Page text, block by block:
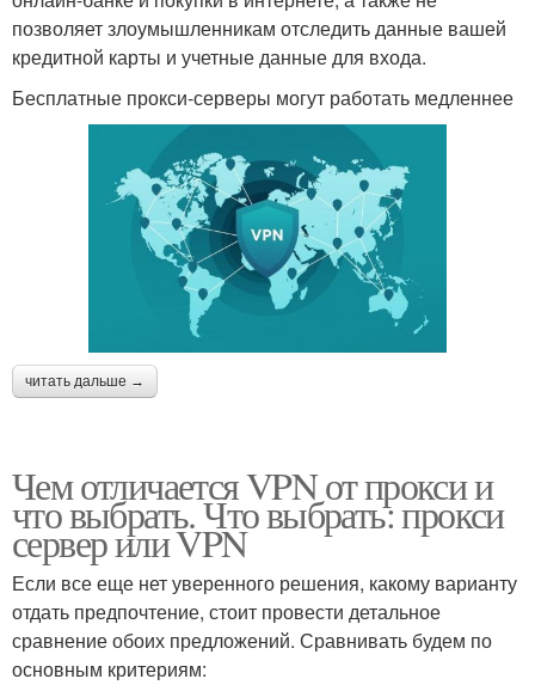
позволяет злоумышленникам отследить данные вашей
кредитной карты и учетные данные для входа.
Бесплатные прокси-серверы могут работать медленнее
читать дальше →
Чем отличается VPN от прокси и
что выбрать. Что выбрать: прокси
сервер или VPN
Если все еще нет уверенного решения, какому варианту
отдать предпочтение, стоит провести детальное
сравнение обоих предложений. Сравнивать будем по
основным критериям: